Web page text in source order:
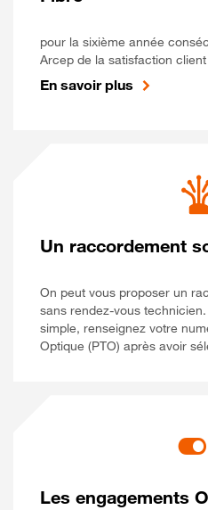
pour la sixième année
Arcep de la satisfaction
En savoir plus
Un raccordement
On peut vous proposer un
sans rendez-vous
simple, renseignez votre
Optique (PTO) après avoir
Les engagements